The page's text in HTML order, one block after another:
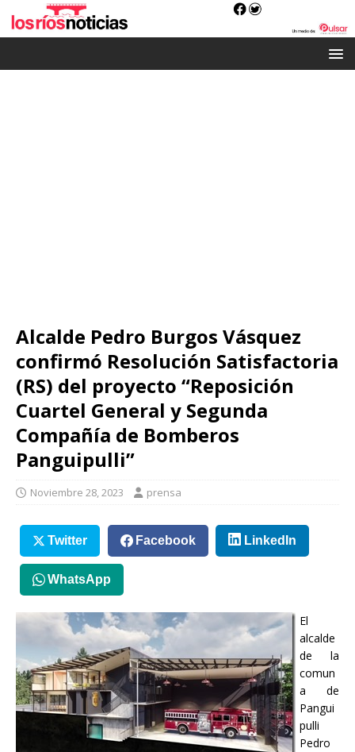
Alcalde Pedro Burgos Vásquez
confirmó Resolución Satisfactoria
(RS) del proyecto “Reposición
Cuartel General y Segunda
Compañía de Bomberos
Panguipulli”
Noviembre 28, 2023 prensa
Twitter Facebook LinkedIn
WhatsApp
El
alcalde
de la
comun
a de
Pangui
pulli
Pedro